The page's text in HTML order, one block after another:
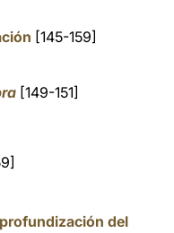
[145-159]
[149-151]
del